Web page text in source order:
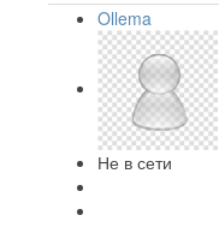
Ollema
Не в сети